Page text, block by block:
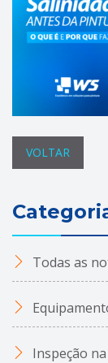
VOLTAR
Todas as
Inspeção